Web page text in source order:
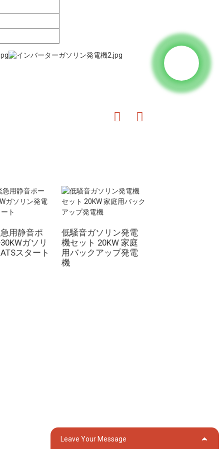
用静音ポ
ガソリ
スタート
低騒音ガソリン発電
機セット 20KW 家庭
用バックアップ発電
機
Leave Your Message